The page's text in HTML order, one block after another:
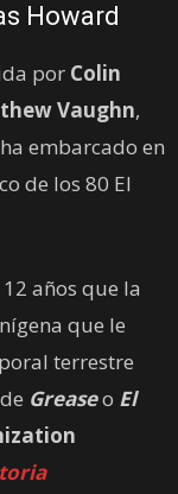
Howard
por Colin
Vaughn,
embarcado en
de los 80 El
años que la
que le
terrestre
Greaseo El